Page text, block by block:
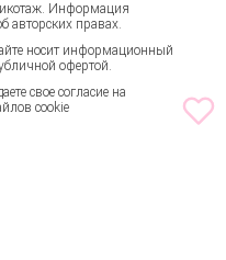
Информация
авторских правах.
носит информационный
офертой.
свое согласие на
cookie